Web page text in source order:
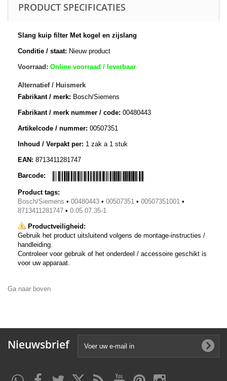
PRODUCT SPECIFICATIES
Slang kuip filter Met kogel en zijslang
Conditie / staat: Nieuw product
Voorraad: Online voorraad / leverbaar
Alternatief / Huismerk
Fabrikant / merk: Bosch/Siemens
Fabrikant / merk nummer / code: 00480443
Artikelcode / nummer: 00507351
Inhoud / Verpakt per: 1 zak a 1 stuk
EAN: 8713411281747
Barcode:
Product tags:
Bosch/Siemens • 00480443 • 00507351 • 00507351001 •
8713411281747 • 0.05.07.35-1
Productveiligheid:
Gebruik het product uitsluitend volgens de montage-instructies /
handleiding.
Controleer voor gebruik of het onderdeel / accessoire geschikt is
voor uw apparaat.
Ga naar boven
Nieuwsbrief